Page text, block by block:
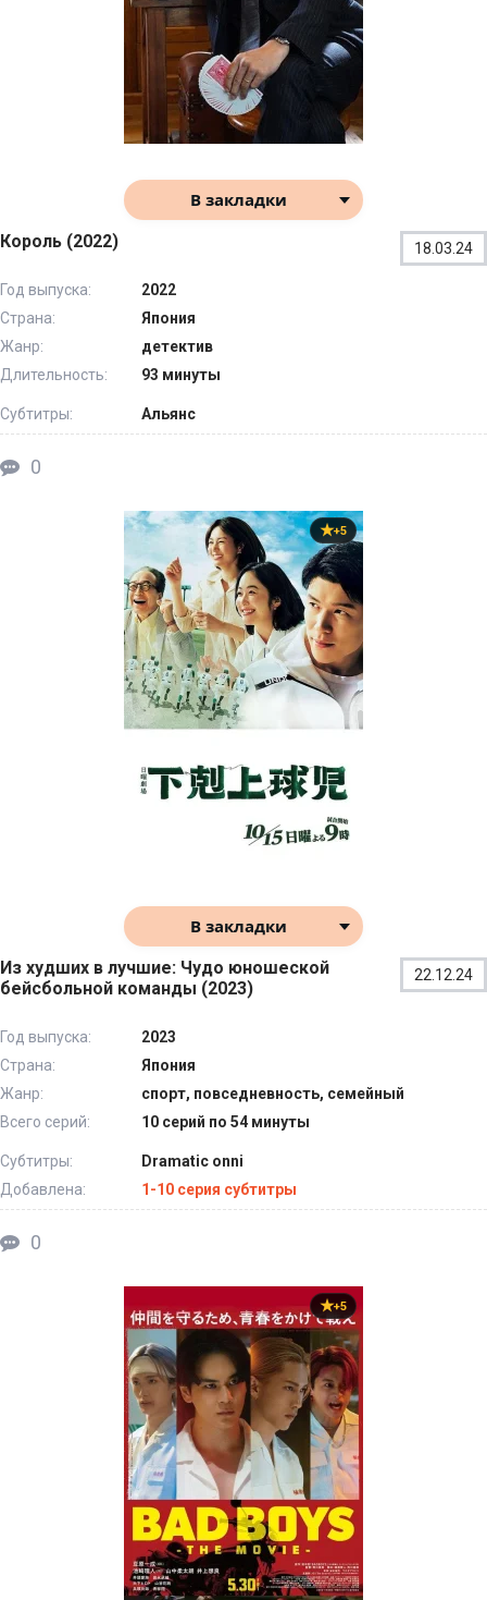
В закладки
Король (2022) 18.03.24
Год выпуска:
2022
Страна:
Япония
Жанр:
детектив
Длительность:
93 минуты
Субтитры: Альянс
0
+5
В закладки
Из худших в лучшие: Чудо юношеской
бейсбольной команды (2023)
22.12.24
Год выпуска:
2023
Страна:
Япония
Жанр:
спорт, повседневность, семейный
Всего серий:
10 серий по 54 минуты
Субтитры:
Dramatic onni
Добавлена:
1-10 серия субтитры
0
+5